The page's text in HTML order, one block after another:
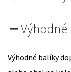
Výhodné balíky